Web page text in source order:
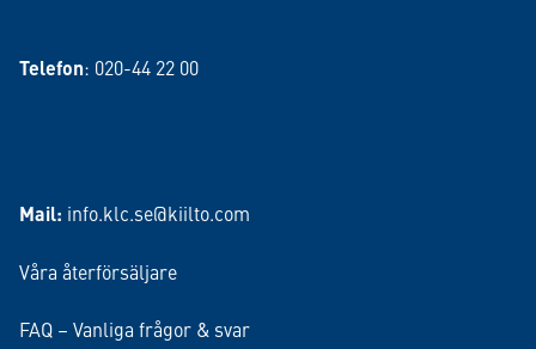
Telefon: 020-44 22 00
Mail: info.klc.se@kiilto.com
Våra återförsäljare
FAQ – Vanliga frågor & svar